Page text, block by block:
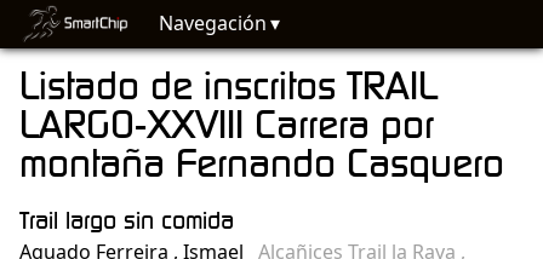
Navegación
Listado de inscritos TRAIL
LARGO-XXVIII Carrera por
montaña Fernando Casquero
Trail largo sin comida
Aguado Ferreira , Ismael Alcañices Trail la Raya ,